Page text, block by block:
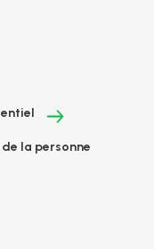
la personne